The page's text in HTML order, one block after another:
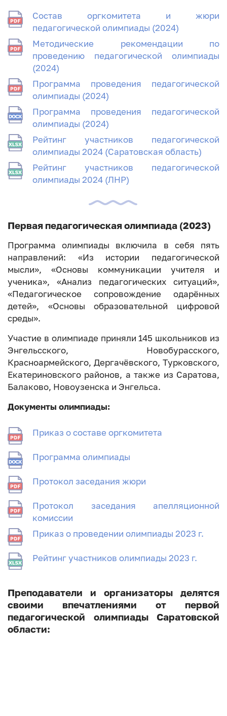
Состав оргкомитета и жюри
педагогической олимпиады (2024)
Методические рекомендации по
проведению педагогической олимпиады
(2024)
Программа проведения педагогической
олимпиады (2024)
Программа проведения педагогической
олимпиады (2024)
Рейтинг участников педагогической
олимпиады 2024 (Саратовская область)
Рейтинг участников педагогической
олимпиады 2024 (ЛНР)
Первая педагогическая олимпиада (2023)
Программа олимпиады включила в себя пять
направлений: «Из истории педагогической
мысли», «Основы коммуникации учителя и
ученика», «Анализ педагогических ситуаций»,
«Педагогическое сопровождение одарённых
детей», «Основы образовательной цифровой
среды».
Участие в олимпиаде приняли 145 школьников из
Энгельсского, Новобурасского,
Красноармейского, Дергачёвского, Турковского,
Екатериновского районов, а также из Саратова,
Балаково, Новоузенска и Энгельса.
Документы олимпиады:
Приказ о составе оргкомитета
Программа олимпиады
Протокол заседания жюри
Протокол заседания апелляционной
комиссии
Приказ о проведении олимпиады 2023 г.
Рейтинг участников олимпиады 2023 г.
Преподаватели и организаторы делятся
своими впечатлениями от первой
педагогической олимпиады Саратовской
области: